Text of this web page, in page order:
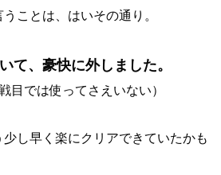
ことは、はいその通り。
て、豪快に外しました。
目では使ってさえいない）
し早く楽にクリアできていたかも